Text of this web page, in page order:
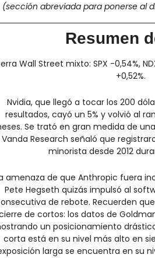
(sección abreviada para ponerse al
Resumen
Wall Street mixto: SPX -0,54%,
+0,52%.
Nvidia, que llegó a tocar los 200
resultados, cayó un 5% y volvió al
Se trató en gran medida de
Vanda Research señaló que
minorista desde 2012
amenaza de que Anthropic fuera
Pete Hegseth quizás impulsó al
de rebote. Recuerden
de cortos: los datos de
un posicionamiento
corta está en su nivel más alto en
larga se encuentra en su